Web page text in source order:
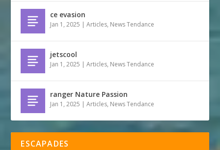
ce evasion
Jan 1, 2025 |Articles, News Tendance
jetscool
Jan 1, 2025 |Articles, News Tendance
ranger Nature Passion
Jan 1, 2025 |Articles, News Tendance
ESCAPADES